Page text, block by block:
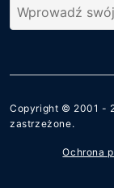
Copyright © 2001 -
zastrzeżone.
Ochrona